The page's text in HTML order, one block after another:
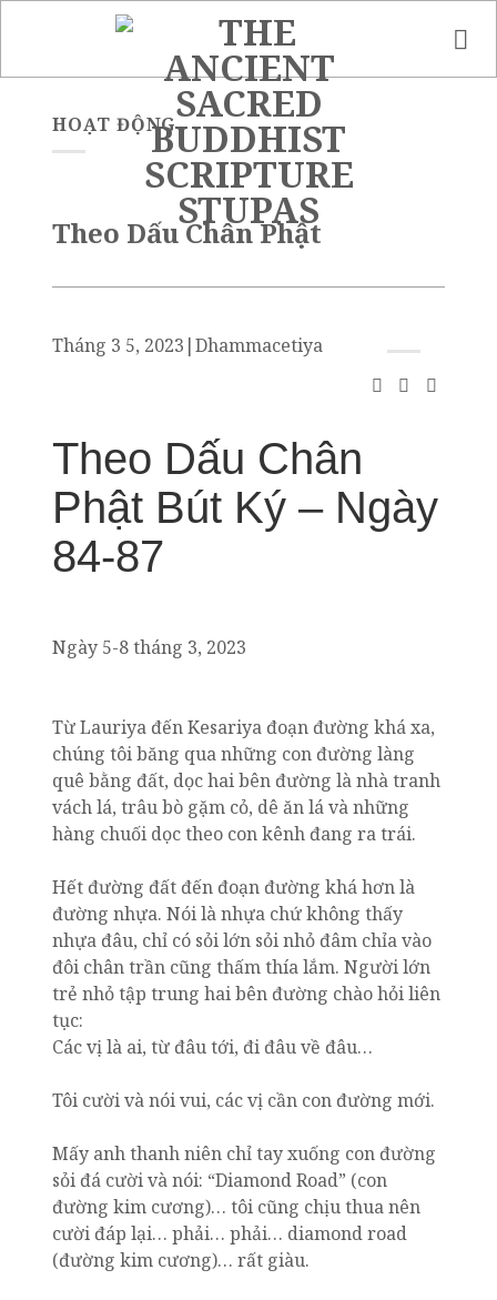
HOẠT ĐỘNG
Theo Dấu Chân Phật
Tháng 3 5, 2023 |Dhammacetiya
Theo Dấu Chân
Phật Bút Ký – Ngày
84-87
Ngày 5-8 tháng 3, 2023
Từ Lauriya đến Kesariya đoạn đường khá xa,
chúng tôi băng qua những con đường làng
quê bằng đất, dọc hai bên đường là nhà tranh
vách lá, trâu bò gặm cỏ, dê ăn lá và những
hàng chuối dọc theo con kênh đang ra trái.
Hết đường đất đến đoạn đường khá hơn là
đường nhựa. Nói là nhựa chứ không thấy
nhựa đâu, chỉ có sỏi lớn sỏi nhỏ đâm chỉa vào
đôi chân trần cũng thấm thía lắm. Người lớn
trẻ nhỏ tập trung hai bên đường chào hỏi liên
tục:
Các vị là ai, từ đâu tới, đi đâu về đâu…
Tôi cười và nói vui, các vị cần con đường mới.
Mấy anh thanh niên chỉ tay xuống con đường
sỏi đá cười và nói: “Diamond Road” (con
đường kim cương)… tôi cũng chịu thua nên
cười đáp lại… phải… phải… diamond road
(đường kim cương)… rất giàu.